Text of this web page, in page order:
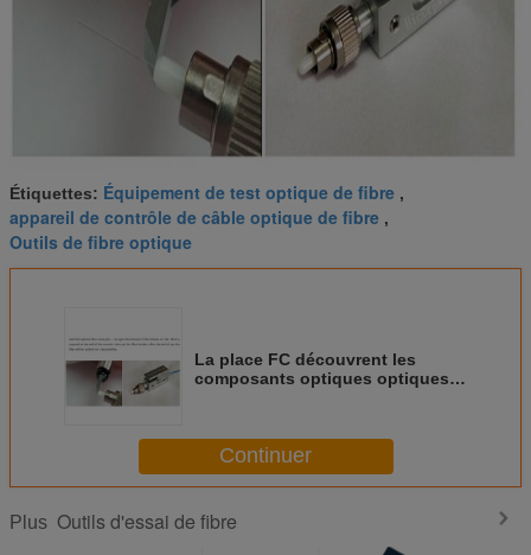
Étiquettes: Équipement de test optique de fibre ,
appareil de contrôle de câble optique de fibre ,
Outils de fibre optique
La place FC découvrent les
composants optiques optiques
Continuer
Plus Outils d'essai de fibre